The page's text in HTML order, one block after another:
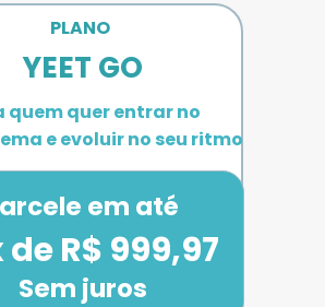
PLANO
YEET GO
quem quer entrar no
e evoluir no seu ritmo
em até
Sem juros
de R$ 999,97